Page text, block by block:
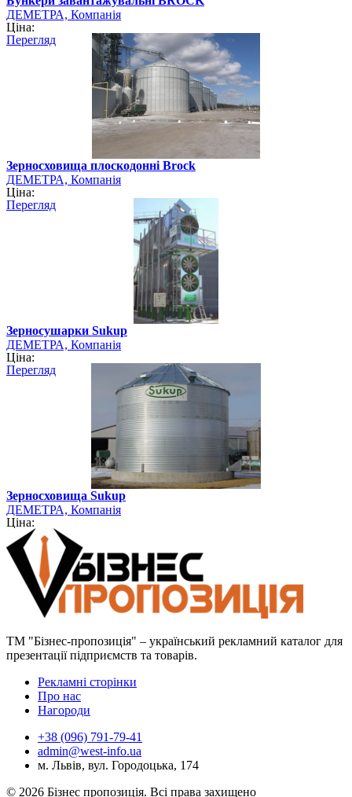
ДЕМЕТРА, Компанія
Ціна:
Перегляд
Зерносховища плоскодонні Brock
ДЕМЕТРА, Компанія
Ціна:
Перегляд
Зерносушарки Sukup
ДЕМЕТРА, Компанія
Ціна:
Перегляд
Зерносховища Sukup
ДЕМЕТРА, Компанія
Ціна:
ТМ "Бізнес-пропозиція" – український рекламний каталог для
презентації підприємств та товарів.
Рекламні сторінки
Про нас
Нагороди
+38 (096) 791-79-41
admin@west-info.ua
м. Львів, вул. Городоцька, 174
© 2026 Бізнес пропозиція. Всі права захищено